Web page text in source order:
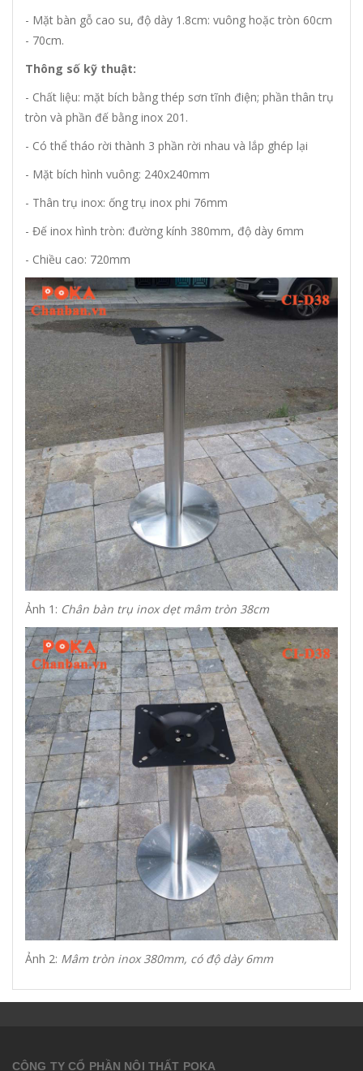
- Mặt bàn gỗ cao su, độ dày 1.8cm: vuông hoặc tròn 60cm
- 70cm.
Thông số kỹ thuật:
- Chất liệu: mặt bích bằng thép sơn tĩnh điện; phần thân trụ
tròn và phần đế bằng inox 201.
- Có thể tháo rời thành 3 phần rời nhau và lắp ghép lại
- Mặt bích hình vuông: 240x240mm
- Thân trụ inox: ống trụ inox phi 76mm
- Đế inox hình tròn: đường kính 380mm, độ dày 6mm
- Chiều cao: 720mm
Ảnh 1: Chân bàn trụ inox dẹt mâm tròn 38cm
Ảnh 2: Mâm tròn inox 380mm, có độ dày 6mm
CÔNG TY CỔ PHẦN NỘI THẤT POKA